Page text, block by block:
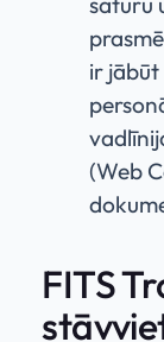
ir jābūt
(Web
FITS